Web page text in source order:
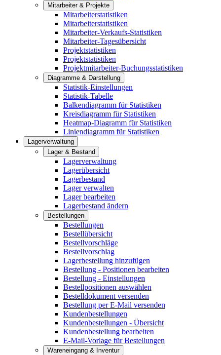
Mitarbeiter & Projekte
Mitarbeiterstatistiken
Mitarbeiterstatistiken
Mitarbeiter-Verkaufs-Statistiken
Mitarbeiter-Tagesübersicht
Projektstatistiken
Projektstatistiken
Projektmitarbeiter-Buchungsstatistiken
Diagramme & Darstellung
Statistik-Einstellungen
Statistik-Tabelle
Balkendiagramm für Statistiken
Kreisdiagramm für Statistiken
Heatmap-Diagramm für Statistiken
Liniendiagramm für Statistiken
Lagerverwaltung
Lager & Bestand
Lagerverwaltung
Lagerübersicht
Lagerbestand
Lager verwalten
Lager bearbeiten
Lagerbestand ändern
Bestellungen
Bestellungen
Bestellübersicht
Bestellvorschläge
Bestellvorschlag
Lagerbestellung hinzufügen
Bestellung - Positionen bearbeiten
Bestellung - Einstellungen
Bestellpositionen auswählen
Bestelldokument versenden
Bestellung per E-Mail versenden
Kundenbestellungen
Kundenbestellungen - Übersicht
Kundenbestellung bearbeiten
E-Mail-Vorlage für Bestellungen
Wareneingang & Inventur